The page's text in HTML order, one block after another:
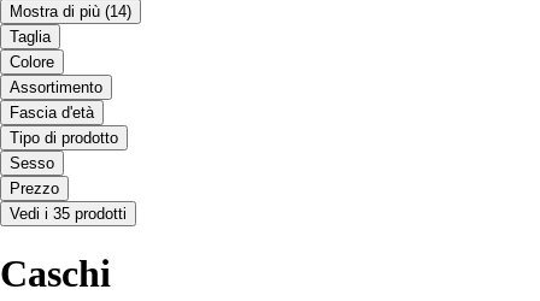
Mostra di più (14)
Taglia
Colore
Assortimento
Fascia d'età
Tipo di prodotto
Sesso
Prezzo
Vedi i 35 prodotti
Caschi